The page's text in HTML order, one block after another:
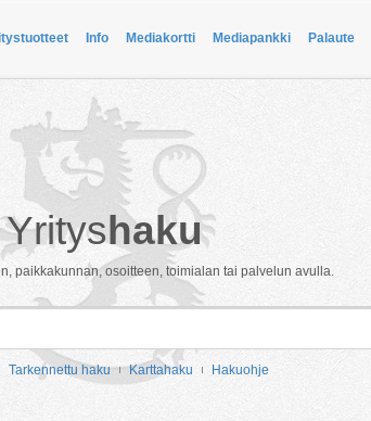
Info Mediakortti Mediapankki Palaute
Yrityshaku
paikkakunnan, osoitteen, toimialan tai palvelun avulla.
Tarkennettu haku Karttahaku Hakuohje